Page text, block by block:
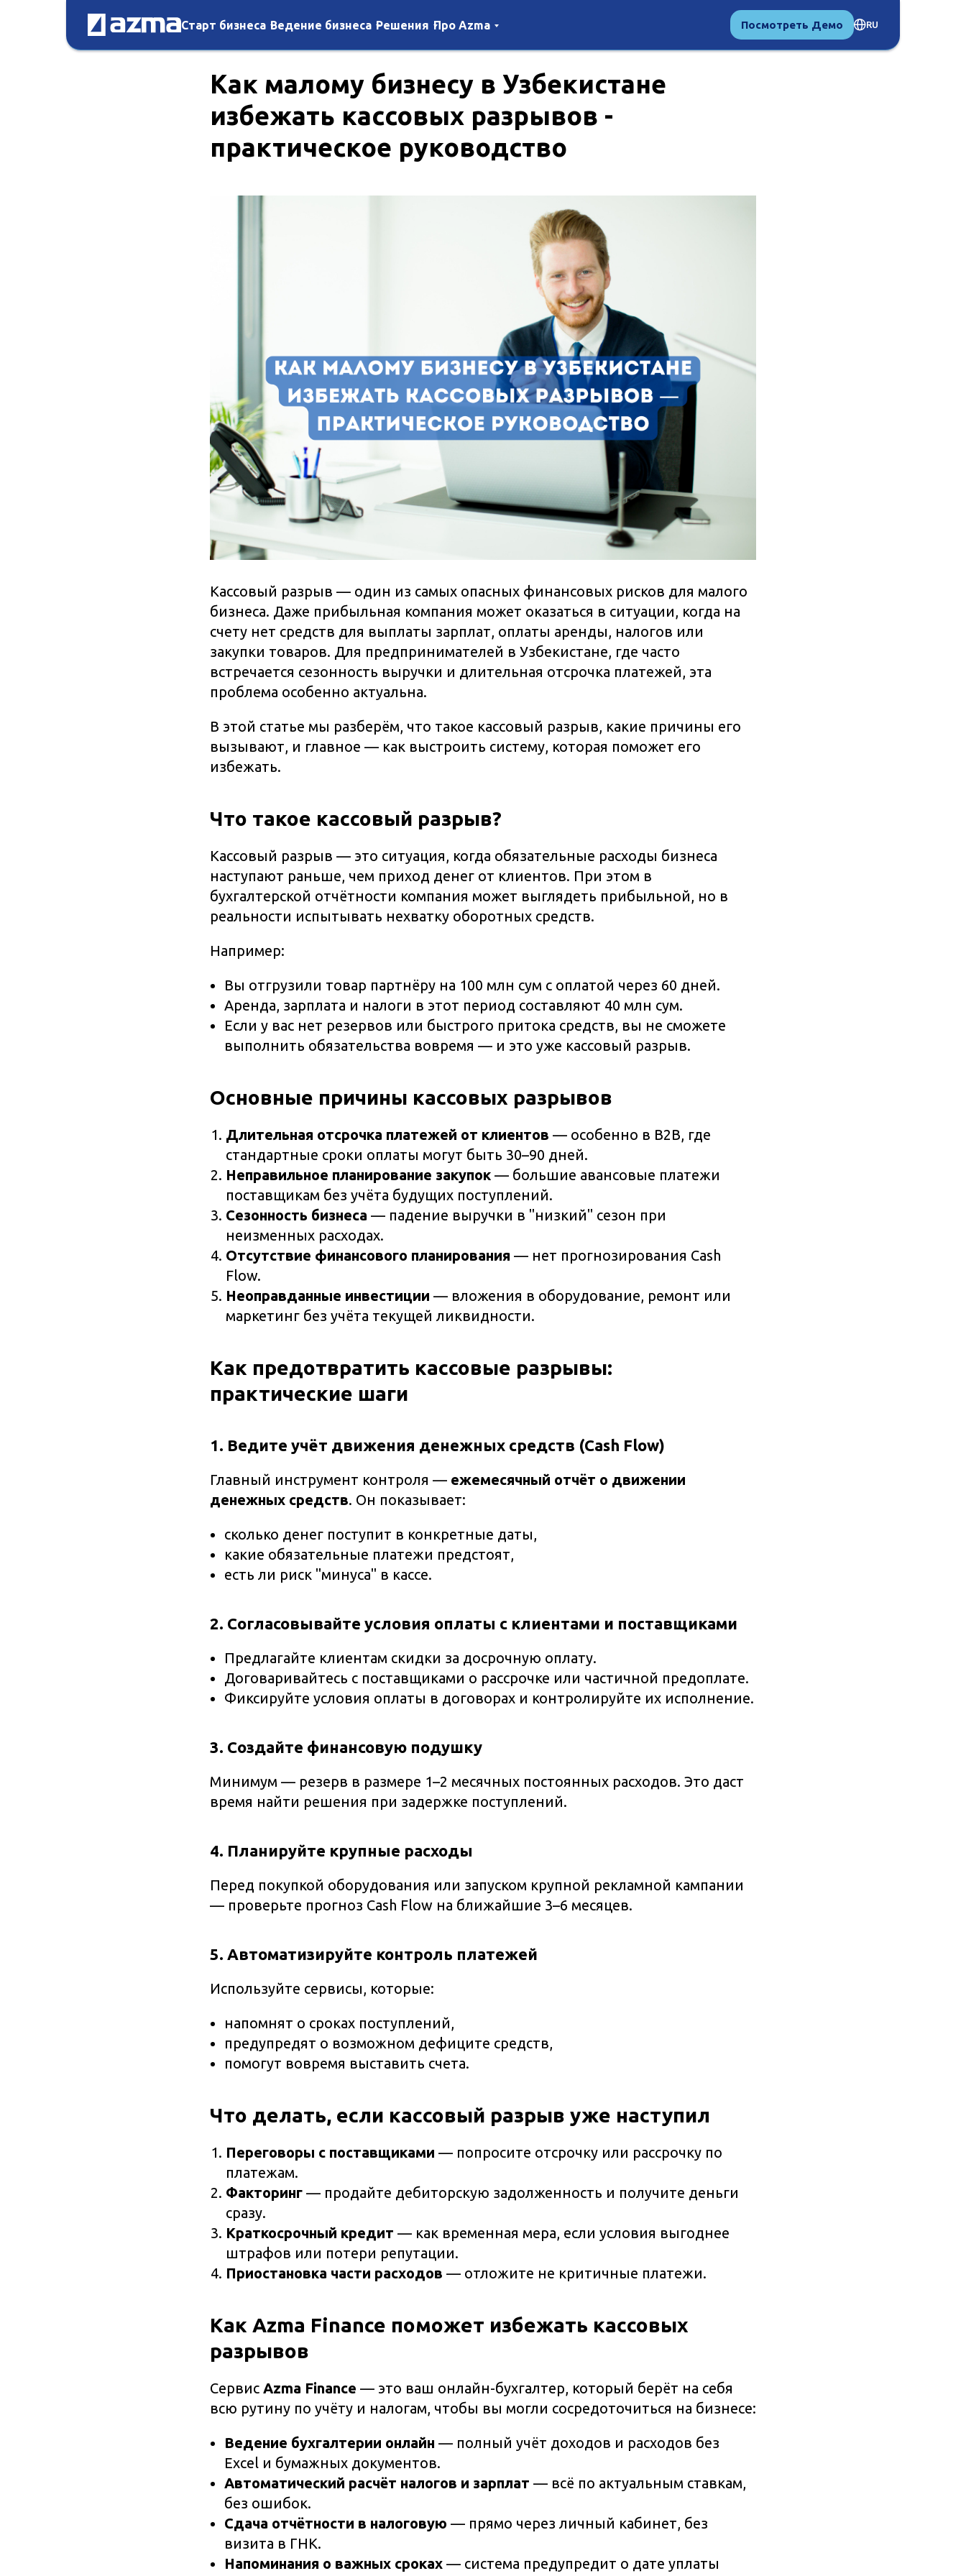
Старт бизнеса Ведение бизнеса Решения Про Azma Посмотреть Демо RU
Как малому бизнесу в Узбекистане
избежать кассовых разрывов -
практическое руководство
Кассовый разрыв — один из самых опасных финансовых рисков для малого
бизнеса. Даже прибыльная компания может оказаться в ситуации, когда на
счету нет средств для выплаты зарплат, оплаты аренды, налогов или
закупки товаров. Для предпринимателей в Узбекистане, где часто
встречается сезонность выручки и длительная отсрочка платежей, эта
проблема особенно актуальна.
В этой статье мы разберём, что такое кассовый разрыв, какие причины его
вызывают, и главное — как выстроить систему, которая поможет его
избежать.
Что такое кассовый разрыв?
Кассовый разрыв — это ситуация, когда обязательные расходы бизнеса
наступают раньше, чем приход денег от клиентов. При этом в
бухгалтерской отчётности компания может выглядеть прибыльной, но в
реальности испытывать нехватку оборотных средств.
Например:
Вы отгрузили товар партнёру на 100 млн сум с оплатой через 60 дней.
Аренда, зарплата и налоги в этот период составляют 40 млн сум.
Если у вас нет резервов или быстрого притока средств, вы не сможете
выполнить обязательства вовремя — и это уже кассовый разрыв.
Основные причины кассовых разрывов
Длительная отсрочка платежей от клиентов — особенно в B2B, где
стандартные сроки оплаты могут быть 30–90 дней.
Неправильное планирование закупок — большие авансовые платежи
поставщикам без учёта будущих поступлений.
Сезонность бизнеса — падение выручки в "низкий" сезон при
неизменных расходах.
Отсутствие финансового планирования — нет прогнозирования Cash
Flow.
Неоправданные инвестиции — вложения в оборудование, ремонт или
маркетинг без учёта текущей ликвидности.
Как предотвратить кассовые разрывы:
практические шаги
1. Ведите учёт движения денежных средств (Cash Flow)
Главный инструмент контроля — ежемесячный отчёт о движении
денежных средств. Он показывает:
сколько денег поступит в конкретные даты,
какие обязательные платежи предстоят,
есть ли риск "минуса" в кассе.
2. Согласовывайте условия оплаты с клиентами и поставщиками
Предлагайте клиентам скидки за досрочную оплату.
Договаривайтесь с поставщиками о рассрочке или частичной предоплате.
Фиксируйте условия оплаты в договорах и контролируйте их исполнение.
3. Создайте финансовую подушку
Минимум — резерв в размере 1–2 месячных постоянных расходов. Это даст
время найти решения при задержке поступлений.
4. Планируйте крупные расходы
Перед покупкой оборудования или запуском крупной рекламной кампании
— проверьте прогноз Cash Flow на ближайшие 3–6 месяцев.
5. Автоматизируйте контроль платежей
Используйте сервисы, которые:
напомнят о сроках поступлений,
предупредят о возможном дефиците средств,
помогут вовремя выставить счета.
Что делать, если кассовый разрыв уже наступил
Переговоры с поставщиками — попросите отсрочку или рассрочку по
платежам.
Факторинг — продайте дебиторскую задолженность и получите деньги
сразу.
Краткосрочный кредит — как временная мера, если условия выгоднее
штрафов или потери репутации.
Приостановка части расходов — отложите не критичные платежи.
Как Azma Finance поможет избежать кассовых
разрывов
Сервис Azma Finance — это ваш онлайн-бухгалтер, который берёт на себя
всю рутину по учёту и налогам, чтобы вы могли сосредоточиться на бизнесе:
Ведение бухгалтерии онлайн — полный учёт доходов и расходов без
Excel и бумажных документов.
Автоматический расчёт налогов и зарплат — всё по актуальным ставкам,
без ошибок.
Сдача отчётности в налоговую — прямо через личный кабинет, без
визита в ГНК.
Напоминания о важных сроках — система предупредит о дате уплаты